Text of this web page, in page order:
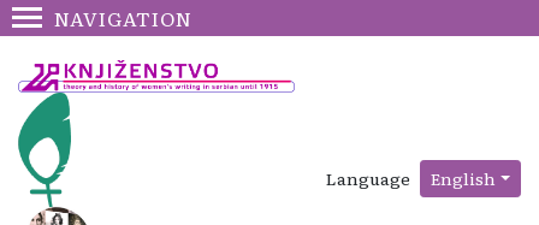
NAVIGATION
Language English